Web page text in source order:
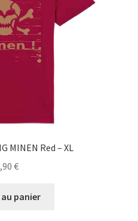
MINEN Red – XL
€
panier